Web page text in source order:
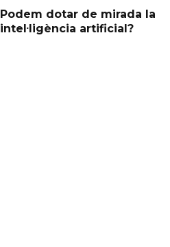
Podem dotar de mirada la
intel·ligència artificial?